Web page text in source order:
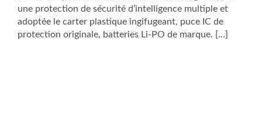
une protection de sécurité d’intelligence multiple et
adoptée le carter plastique ingifugeant, puce IC de
protection originale, batteries Li-PO de marque. […]